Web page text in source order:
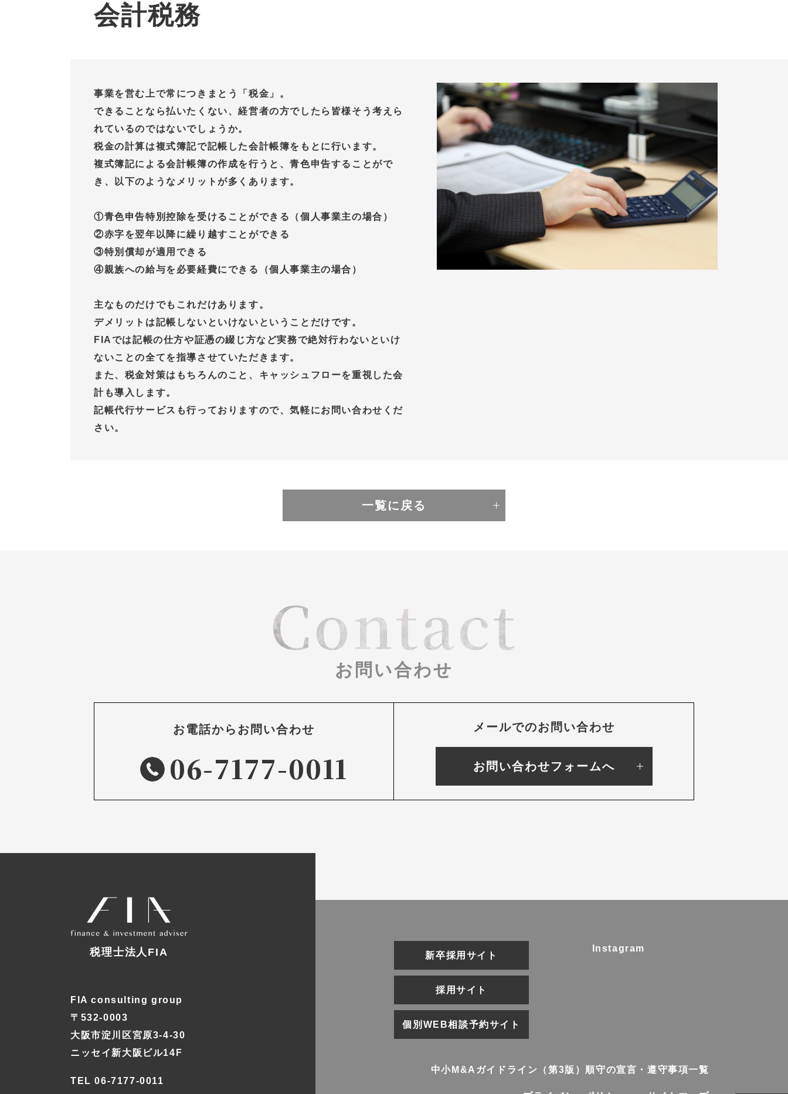
会計税務
事業を営む上で常につきまとう「税金」。
できることなら払いたくない、経営者の方でしたら皆様そう考えら
れているのではないでしょうか。
税金の計算は複式簿記で記帳した会計帳簿をもとに行います。
複式簿記による会計帳簿の作成を行うと、青色申告することがで
き、以下のようなメリットが多くあります。
①青色申告特別控除を受けることができる（個人事業主の場合）
②赤字を翌年以降に繰り越すことができる
③特別償却が適用できる
④親族への給与を必要経費にできる（個人事業主の場合）
主なものだけでもこれだけあります。
デメリットは記帳しないといけないということだけです。
FIAでは記帳の仕方や証憑の綴じ方など実務で絶対行わないといけ
ないことの全てを指導させていただきます。
また、税金対策はもちろんのこと、キャッシュフローを重視した会
計も導入します。
記帳代行サービスも行っておりますので、気軽にお問い合わせくだ
さい。
一覧に戻る
Contact
お問い合わせ
お電話からお問い合わせ
06-7177-0011
メールでのお問い合わせ
お問い合わせフォームへ
税理士法人FIA
FIA consulting group
〒532-0003
大阪市淀川区宮原3-4-30
ニッセイ新大阪ビル14F
TEL 06-7177-0011
新卒採用サイト
採用サイト
個別WEB相談予約サイト
Instagram
中小M&Aガイドライン（第3版）順守の宣言・遵守事項一覧